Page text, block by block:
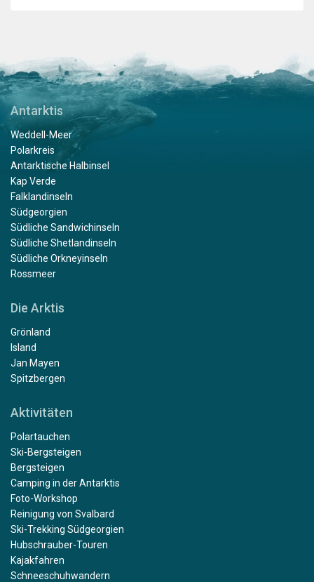
Antarktis
Weddell-Meer
Polarkreis
Antarktische Halbinsel
Kap Verde
Falklandinseln
Südgeorgien
Südliche Sandwichinseln
Südliche Shetlandinseln
Südliche Orkneyinseln
Rossmeer
Die Arktis
Grönland
Island
Jan Mayen
Spitzbergen
Aktivitäten
Polartauchen
Ski-Bergsteigen
Bergsteigen
Camping in der Antarktis
Foto-Workshop
Reinigung von Svalbard
Ski-Trekking Südgeorgien
Hubschrauber-Touren
Kajakfahren
Schneeschuhwandern